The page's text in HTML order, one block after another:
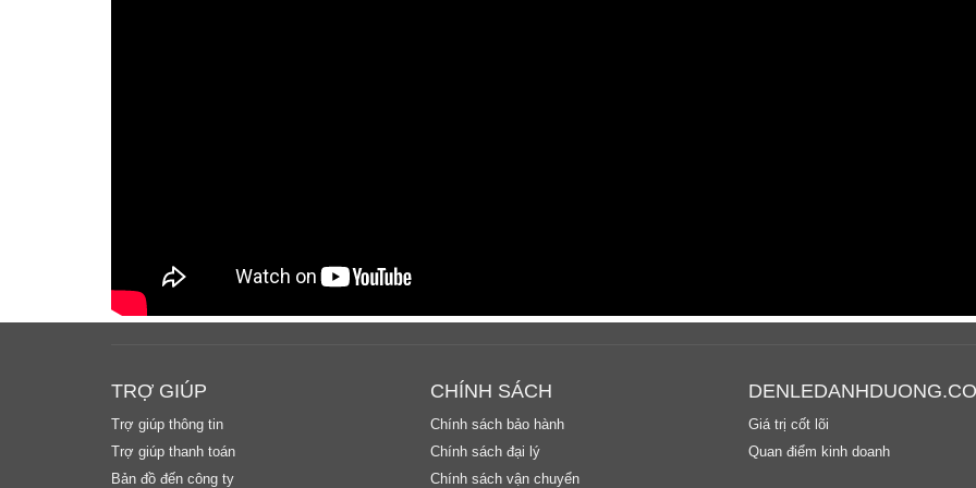
TRỢ GIÚP
Trợ giúp thông tin
Trợ giúp thanh toán
Bản đồ đến công ty
CHÍNH SÁCH
Chính sách bảo hành
Chính sách đại lý
Chính sách vận chuyển
Giá trị cốt lõi
Quan điểm kinh doanh